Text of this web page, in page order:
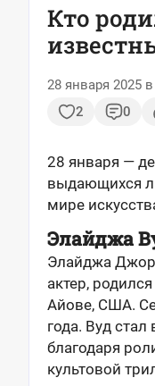
Кто
28 января 2025
2
0
28 января —
выдающихся
мире
Элайджа
Элайджа
актер,
Айове, США.
года. Вуд
благодаря
культовой